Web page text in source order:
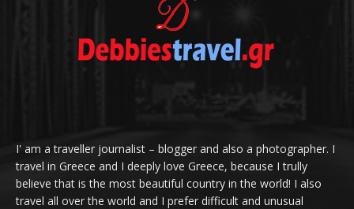
I' am a traveller journalist – blogger and also a photographer. I
travel in Greece and I deeply love Greece, because I trully
believe that is the most beautiful country in the world! I also
travel all over the world and I prefer difficult and unusual